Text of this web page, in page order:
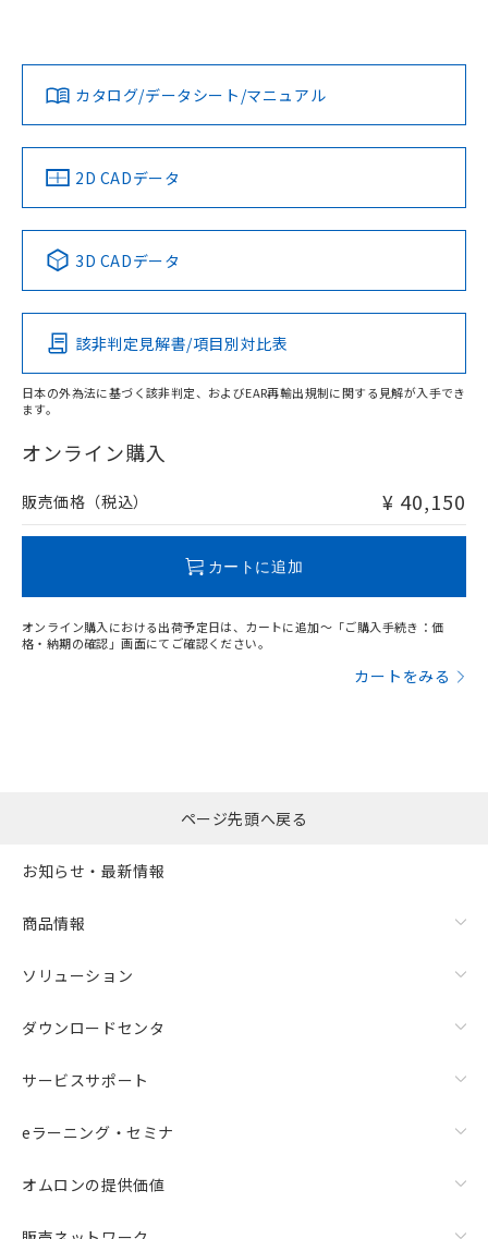
ダウンロードデータをご利用いただく前に、以下を必ずお読
みください。
ソフトウェアの使用条件
対応済み
中国 RoHS 注意事項・凡例
Pb Hg Cd Cr(VI)
O
在庫等で未対応品が混在する可能性があります。
問い合わせください。
LR型式承認
（イギリス
船舶規格）
DNV型式承認
（ノルウェー
BV型式承認
（フランス
KR型式
（韓国
No No No No
この製品の規格認証/適合状況ページへ
その他の認証はこちらのページからご検索ください
カタログ/データシート/マニュアル
2D CADデータ
3D CADデータ
該非判定見解書/項目別対比表
日本の外為法に基づく該非判定、およびEAR再輸出規制に関する見解が入手でき
ます。
オンライン購入
販売価格（税込） ¥ 40,150
カートに追加
オンライン購入における出荷予定日は、カートに追加～「ご購入手続き：価
格・納期の確認」画面にてご確認ください。
カートをみる
ページ先頭へ戻る
お知らせ・最新情報
商品情報
ソリューション
ダウンロードセンタ
サービスサポート
eラーニング・セミナ
オムロンの提供価値